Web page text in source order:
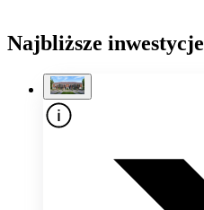
Najbliższe inwestycje